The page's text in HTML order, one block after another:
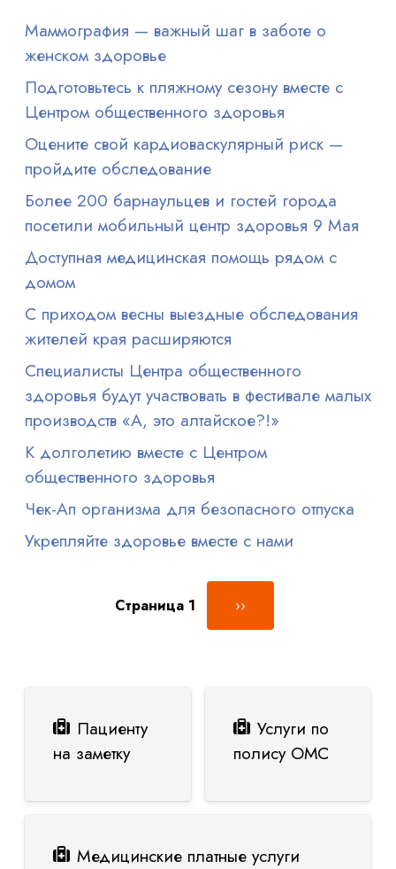
Маммография — важный шаг в заботе о
женском здоровье
Подготовьтесь к пляжному сезону вместе с
Центром общественного здоровья
Оцените свой кардиоваскулярный риск —
пройдите обследование
Более 200 барнаульцев и гостей города
посетили мобильный центр здоровья 9 Мая
Доступная медицинская помощь рядом с
домом
С приходом весны выездные обследования
жителей края расширяются
Специалисты Центра общественного
здоровья будут участвовать в фестивале малых
производств «А, это алтайское?!»
К долголетию вместе с Центром
общественного здоровья
Чек-Ап организма для безопасного отпуска
Укрепляйте здоровье вместе с нами
Нумерация страниц
Страница 1 Следующая страница
››
Пациенту
на заметку
Услуги по
полису ОМС
Медицинские платные услуги